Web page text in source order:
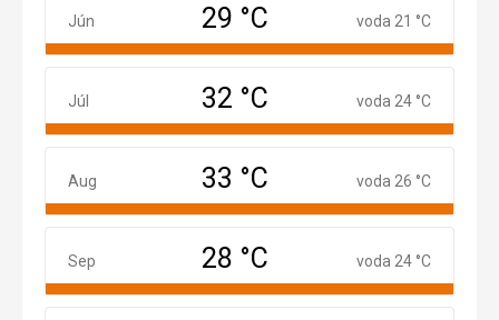
Jún
Jún 29 °C voda 21 °C
Júl
Júl 32 °C voda 24 °C
August
Aug 33 °C voda 26 °C
September
Sep 28 °C voda 24 °C